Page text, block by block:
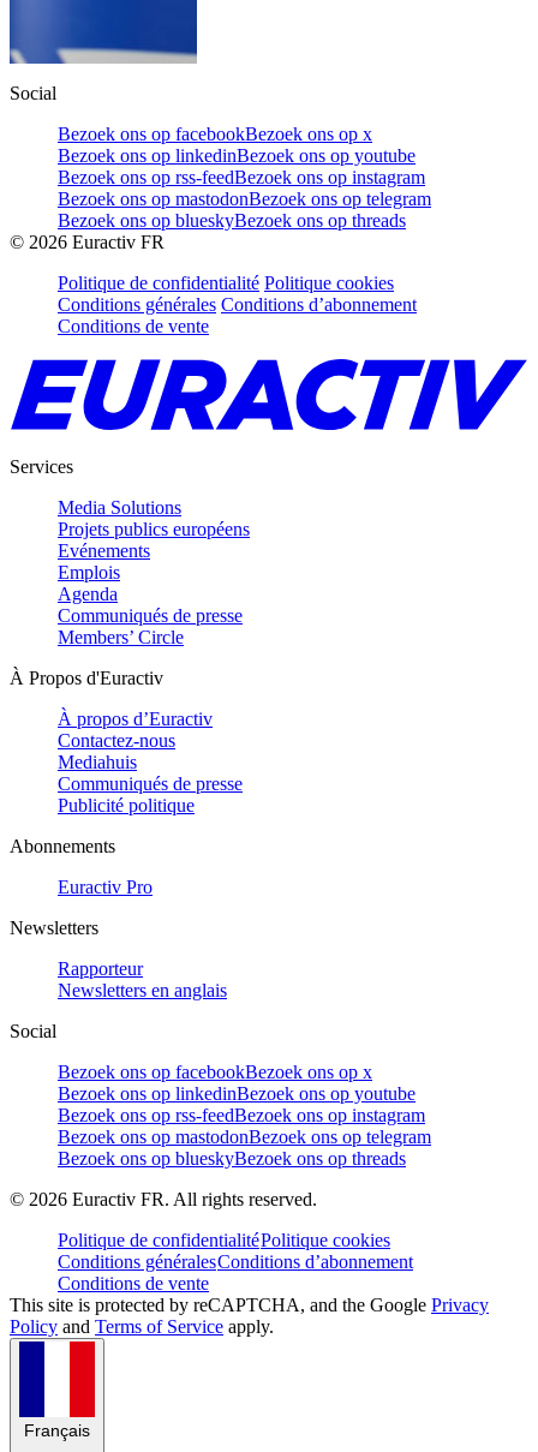
Social
Bezoek ons op facebookBezoek ons op x
Bezoek ons op linkedinBezoek ons op youtube
Bezoek ons op rss-feedBezoek ons op instagram
Bezoek ons op mastodonBezoek ons op telegram
Bezoek ons op blueskyBezoek ons op threads
© 2026 Euractiv FR
Politique de confidentialité Politique cookies
Conditions générales Conditions d’abonnement
Conditions de vente
Services
Media Solutions
Projets publics européens
Evénements
Emplois
Agenda
Communiqués de presse
Members’ Circle
À Propos d'Euractiv
À propos d’Euractiv
Contactez-nous
Mediahuis
Communiqués de presse
Publicité politique
Abonnements
Euractiv Pro
Newsletters
Rapporteur
Newsletters en anglais
Social
Bezoek ons op facebookBezoek ons op x
Bezoek ons op linkedinBezoek ons op youtube
Bezoek ons op rss-feedBezoek ons op instagram
Bezoek ons op mastodonBezoek ons op telegram
Bezoek ons op blueskyBezoek ons op threads
© 2026 Euractiv FR. All rights reserved.
Politique de confidentialitéPolitique cookies
Conditions généralesConditions d’abonnement
Conditions de vente
This site is protected by reCAPTCHA, and the Google Privacy
Policy and Terms of Service apply.
Français